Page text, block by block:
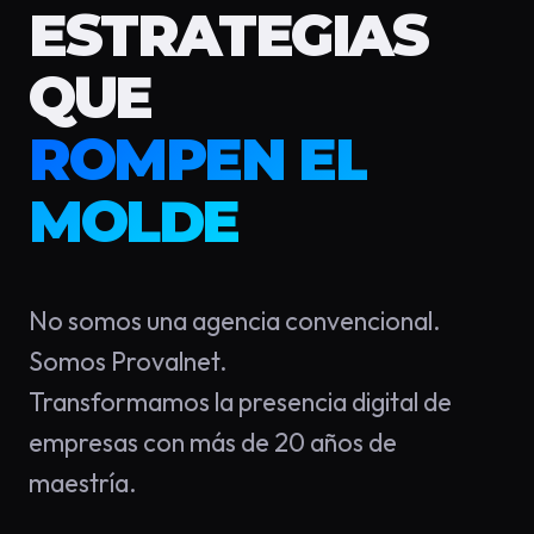
ESTRATEGIAS
QUE
ROMPEN EL
MOLDE
No somos una agencia convencional.
Somos Provalnet.
Transformamos la presencia digital de
empresas con más de 20 años de
maestría.